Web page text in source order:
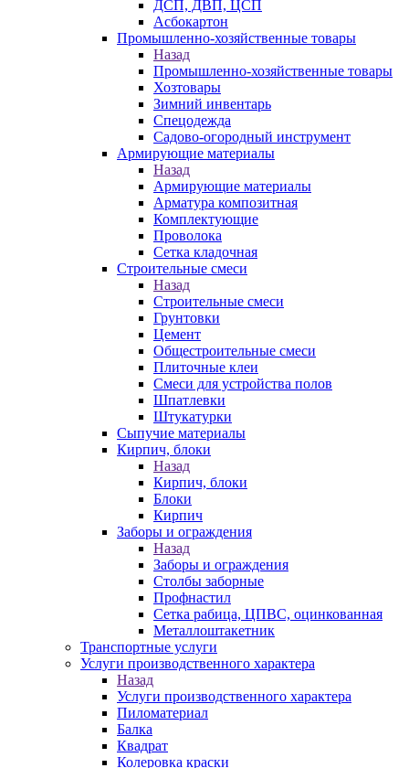
ДСП, ДВП, ЦСП
Асбокартон
Промышленно-хозяйственные товары
Назад
Промышленно-хозяйственные товары
Хозтовары
Зимний инвентарь
Спецодежда
Садово-огородный инструмент
Армирующие материалы
Назад
Армирующие материалы
Арматура композитная
Комплектующие
Проволока
Сетка кладочная
Строительные смеси
Назад
Строительные смеси
Грунтовки
Цемент
Общестроительные смеси
Плиточные клеи
Смеси для устройства полов
Шпатлевки
Штукатурки
Сыпучие материалы
Кирпич, блоки
Назад
Кирпич, блоки
Блоки
Кирпич
Заборы и ограждения
Назад
Заборы и ограждения
Столбы заборные
Профнастил
Сетка рабица, ЦПВС, оцинкованная
Металлоштакетник
Транспортные услуги
Услуги производственного характера
Назад
Услуги производственного характера
Пиломатериал
Балка
Квадрат
Колеровка краски